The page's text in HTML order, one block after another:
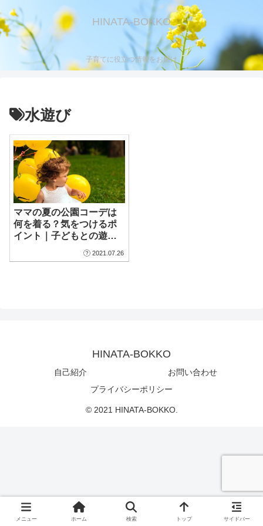
HINATA-BOKKO
子育てに役立つ情報をお届け
水遊び
ママの夏の公園コーデは
何を着る？気をつけるポ
イント｜子どもとの遊び
方によってコーデを選ぼ
う
2021.07.26
HINATA-BOKKO
自己紹介
お問い合わせ
プライバシーポリシー
© 2021 HINATA-BOKKO.
メニュー ホーム 検索 トップ サイドバー